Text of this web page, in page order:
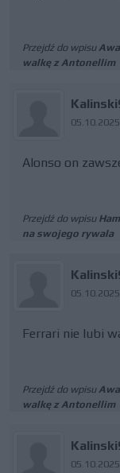
Przejdź do wpisu
walkę z Antonellim
Alonso on
Przejdź do wpisu
na swojego rywala
Ferrari nie lubi
Przejdź do wpisu
walkę z Antonellim